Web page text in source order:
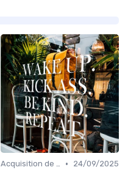
Acquisition de médias •
24/09/2025